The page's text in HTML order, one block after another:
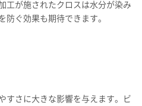
工が施されたクロスは水分が染み
防ぐ効果も期待できます。
すさに大きな影響を与えます。ビ